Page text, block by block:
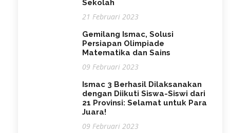
Sekolah
21 Februari 2023
Gemilang Ismac, Solusi
Persiapan Olimpiade
Matematika dan Sains
09 Februari 2023
Ismac 3 Berhasil Dilaksanakan
dengan Diikuti Siswa-Siswi dari
21 Provinsi: Selamat untuk Para
Juara!
09 Februari 2023